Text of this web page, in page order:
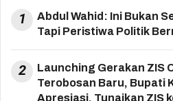
1
Abdul Wahid: Ini Bukan
Tapi Peristiwa Politik
2
Launching Gerakan ZIS
Terobosan Baru, Bupati
Apresiasi, Tunaikan ZIS